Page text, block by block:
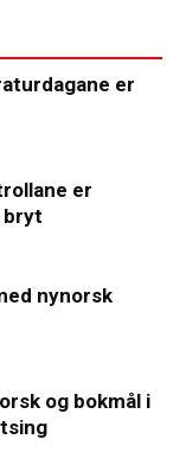
er
er
bryt
nynorsk
og bokmål i